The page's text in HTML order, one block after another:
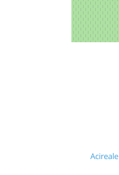
Acireale